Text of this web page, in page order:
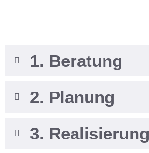
1. Beratung
2. Planung
3. Realisierung